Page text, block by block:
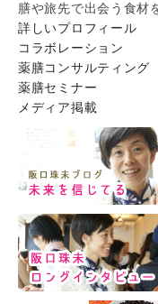
膳や旅先で出会う食材
詳しいプロフィール
コラボレーション
薬膳コンサルティング
薬膳セミナー
メディア掲載